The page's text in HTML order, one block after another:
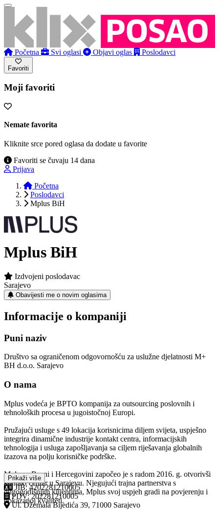
Početna Svi oglasi Objavi oglas Poslodavci
Favoriti
Moji favoriti
Nemate favorita
Kliknite srce pored oglasa da dodate u favorite
Favoriti se čuvaju 14 dana
Prijava
Početna
Poslodavci
Mplus BiH
Mplus BiH
Izdvojeni poslodavac
Sarajevo
Obavijesti me o novim oglasima
Informacije o kompaniji
Puni naziv
Društvo sa ograničenom odgovornošću za uslužne djelatnosti M+
BH d.o.o. Sarajevo
O nama
Mplus vodeća je BPTO kompanija za outsourcing poslovnih i
tehnoloških procesa u jugoistočnoj Europi.
Pružajući usluge s 49 lokacija korisnicima diljem svijeta, uspješno
integrira dinamične industrije kontakt centra, informacijskih
tehnologija i usluga zapošljavanja sa ciljem riješavanja globalnih
izazova na polju korisničke podrške.
Mplus u Bosni i Hercegovini započeo je s radom 2016. g. otvorivši
kontakt centar u Sarajevu. Njegujući trajna partnerstva s
dugogodišnjim klijentima, Mplus svoj uspjeh gradi na povjerenju i
dokazanoj kvaliteti.
Prikaži više
JIB: 4202281210005
PDV: 202281210005
Ul. Džemala Bijedića 39, 71000 Sarajevo